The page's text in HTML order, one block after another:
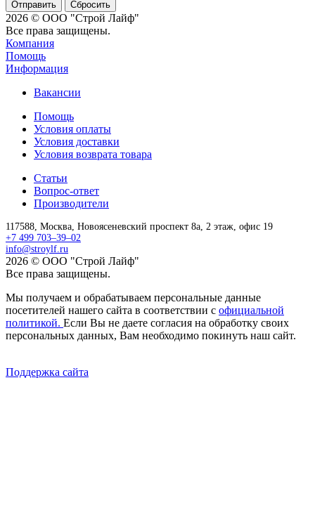
Сбросить
2026 © ООО "Строй Лайф"
Все права защищены.
Компания
Помощь
Информация
Вакансии
Помощь
Условия оплаты
Условия доставки
Условия возврата товара
Статьи
Вопрос-ответ
Производители
117588, Москва, Новоясеневский проспект 8а, 2 этаж, офис 19
+7 499 703–39–02
info@stroylf.ru
2026 © ООО "Строй Лайф"
Все права защищены.
Мы получаем и обрабатываем персональные данные
посетителей нашего сайта в соответствии с официальной
политикой. Если Вы не даете согласия на обработку своих
персональных данных, Вам необходимо покинуть наш сайт.
Поддержка сайта